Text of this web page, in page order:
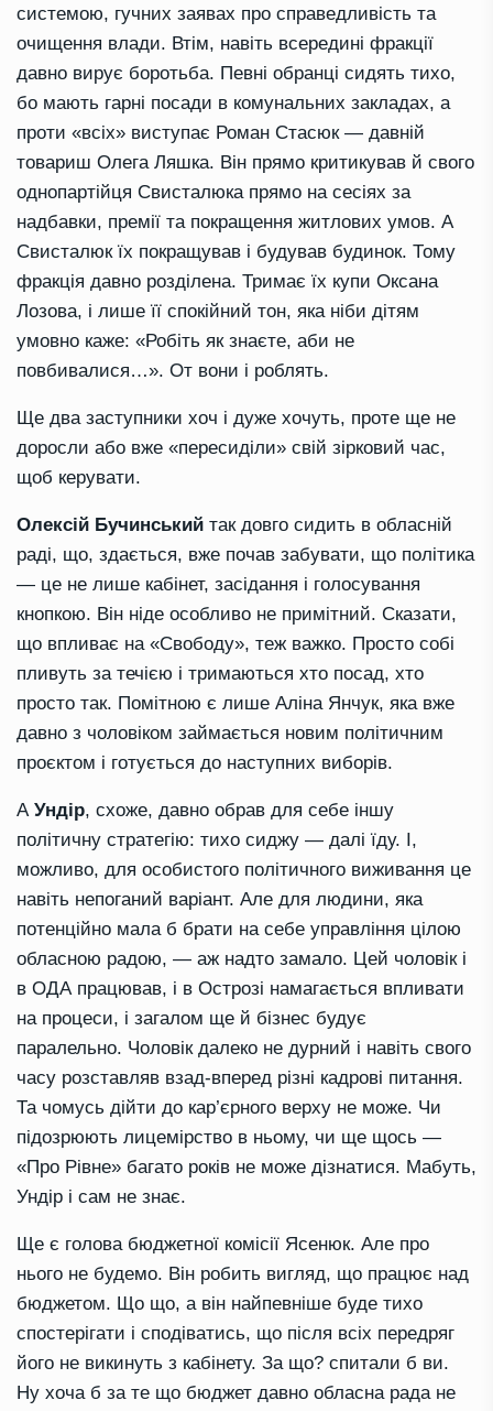
системою, гучних заявах про справедливість та
очищення влади. Втім, навіть всередині фракції
давно вирує боротьба. Певні обранці сидять тихо,
бо мають гарні посади в комунальних закладах, а
проти «всіх» виступає Роман Стасюк — давній
товариш Олега Ляшка. Він прямо критикував й свого
однопартійця Свисталюка прямо на сесіях за
надбавки, премії та покращення житлових умов. А
Свисталюк їх покращував і будував будинок. Тому
фракція давно розділена. Тримає їх купи Оксана
Лозова, і лише її спокійний тон, яка ніби дітям
умовно каже: «Робіть як знаєте, аби не
повбивалися…». От вони і роблять.
Ще два заступники хоч і дуже хочуть, проте ще не
доросли або вже «пересиділи» свій зірковий час,
щоб керувати.
Олексій Бучинський так довго сидить в обласній
раді, що, здається, вже почав забувати, що політика
— це не лише кабінет, засідання і голосування
кнопкою. Він ніде особливо не примітний. Сказати,
що впливає на «Свободу», теж важко. Просто собі
пливуть за течією і тримаються хто посад, хто
просто так. Помітною є лише Аліна Янчук, яка вже
давно з чоловіком займається новим політичним
проєктом і готується до наступних виборів.
А Ундір, схоже, давно обрав для себе іншу
політичну стратегію: тихо сиджу — далі їду. І,
можливо, для особистого політичного виживання це
навіть непоганий варіант. Але для людини, яка
потенційно мала б брати на себе управління цілою
обласною радою, — аж надто замало. Цей чоловік і
в ОДА працював, і в Острозі намагається впливати
на процеси, і загалом ще й бізнес будує
паралельно. Чоловік далеко не дурний і навіть свого
часу розставляв взад-вперед різні кадрові питання.
Та чомусь дійти до кар’єрного верху не може. Чи
підозрюють лицемірство в ньому, чи ще щось —
«Про Рівне» багато років не може дізнатися. Мабуть,
Ундір і сам не знає.
Ще є голова бюджетної комісії Ясенюк. Але про
нього не будемо. Він робить вигляд, що працює над
бюджетом. Що що, а він найпевніше буде тихо
спостерігати і сподіватись, що після всіх передряг
його не викинуть з кабінету. За що? спитали б ви.
Ну хоча б за те що бюджет давно обласна рада не